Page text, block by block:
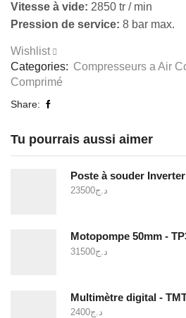
Vitesse à vide: 2850 tr / min
Pression de service: 8 bar max.
Wishlist
Categories: Compresseurs a Air
Comprimé
Share:
Tu pourrais aussi aimer
د.ج23500
Motopompe 50mm -
د.ج31500
Multimètre digital -
د.ج2400